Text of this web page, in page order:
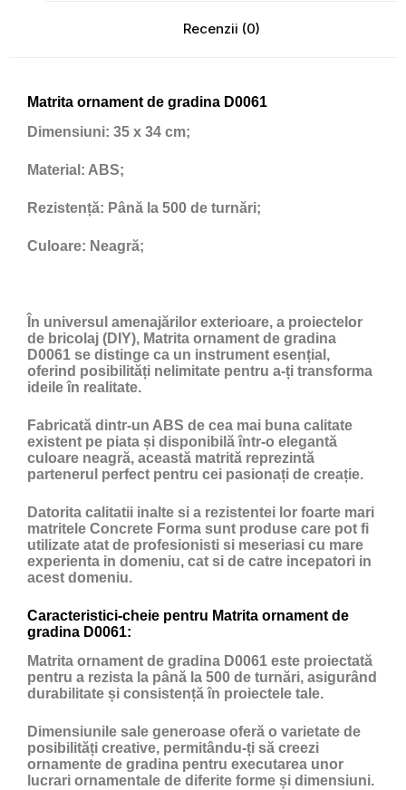
Recenzii (0)
Matrita ornament de gradina D0061
Dimensiuni: 35 x 34 cm;
Material: ABS;
Rezistență: Până la 500 de turnări;
Culoare: Neagră;
În universul amenajărilor exterioare, a proiectelor
de bricolaj (DIY), Matrita ornament de gradina
D0061 se distinge ca un instrument esențial,
oferind posibilități nelimitate pentru a-ți transforma
ideile în realitate.
Fabricată dintr-un ABS de cea mai buna calitate
existent pe piata și disponibilă într-o elegantă
culoare neagră, această matrită reprezintă
partenerul perfect pentru cei pasionați de creație.
Datorita calitatii inalte si a rezistentei lor foarte mari
matritele Concrete Forma sunt produse care pot fi
utilizate atat de profesionisti si meseriasi cu mare
experienta in domeniu, cat si de catre incepatori in
acest domeniu.
Caracteristici-cheie pentru Matrita ornament de
gradina D0061:
Matrita ornament de gradina D0061 este proiectată
pentru a rezista la până la 500 de turnări, asigurând
durabilitate și consistență în proiectele tale.
Dimensiunile sale generoase oferă o varietate de
posibilități creative, permitându-ți să creezi
ornamente de gradina pentru executarea unor
lucrari ornamentale de diferite forme și dimensiuni.